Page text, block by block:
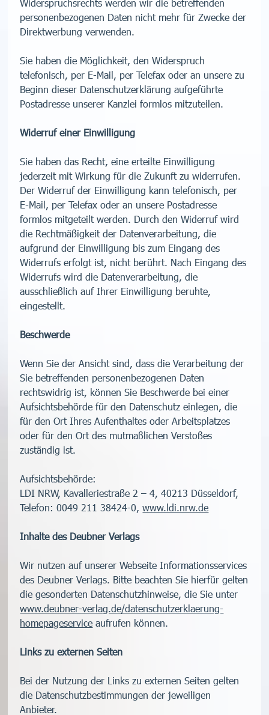
Widerspruchsrechts werden wir die betreffenden
personenbezogenen Daten nicht mehr für Zwecke der
Direktwerbung verwenden.
Sie haben die Möglichkeit, den Widerspruch
telefonisch, per E-Mail, per Telefax oder an unsere zu
Beginn dieser Datenschutzerklärung aufgeführte
Postadresse unserer Kanzlei formlos mitzuteilen.
Widerruf einer Einwilligung
Sie haben das Recht, eine erteilte Einwilligung
jederzeit mit Wirkung für die Zukunft zu widerrufen.
Der Widerruf der Einwilligung kann telefonisch, per
E-Mail, per Telefax oder an unsere Postadresse
formlos mitgeteilt werden. Durch den Widerruf wird
die Rechtmäßigkeit der Datenverarbeitung, die
aufgrund der Einwilligung bis zum Eingang des
Widerrufs erfolgt ist, nicht berührt. Nach Eingang des
Widerrufs wird die Datenverarbeitung, die
ausschließlich auf Ihrer Einwilligung beruhte,
eingestellt.
Beschwerde
Wenn Sie der Ansicht sind, dass die Verarbeitung der
Sie betreffenden personenbezogenen Daten
rechtswidrig ist, können Sie Beschwerde bei einer
Aufsichtsbehörde für den Datenschutz einlegen, die
für den Ort Ihres Aufenthaltes oder Arbeitsplatzes
oder für den Ort des mutmaßlichen Verstoßes
zuständig ist.
Aufsichtsbehörde:
LDI NRW, Kavalleriestraße 2 – 4, 40213 Düsseldorf,
Telefon: 0049 211 38424-0,www.ldi.nrw.de
Inhalte des Deubner Verlags
Wir nutzen auf unserer Webseite Informationsservices
des Deubner Verlags. Bitte beachten Sie hierfür gelten
die gesonderten Datenschutzhinweise, die Sie unter
www.deubner-verlag.de/datenschutzerklaerung-
homepageservice aufrufen können.
Links zu externen Seiten
Bei der Nutzung der Links zu externen Seiten gelten
die Datenschutzbestimmungen der jeweiligen
Anbieter.